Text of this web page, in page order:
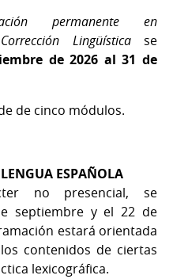
permanente en
Lingüística se
de 2026 al 31 de
de cinco módulos.
ESPAÑOLA
no presencial, se
septiembre y el 22 de
estará orientada
contenidos de ciertas
lexicográfica.